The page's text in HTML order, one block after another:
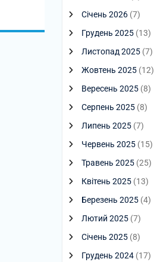
Січень 2026 (7)
Грудень 2025 (13)
Листопад 2025 (7)
Жовтень 2025 (12)
Вересень 2025 (8)
Серпень 2025 (8)
Липень 2025 (7)
Червень 2025 (15)
Травень 2025 (25)
Квітень 2025 (13)
Березень 2025 (4)
Лютий 2025 (7)
Січень 2025 (8)
Грудень 2024 (17)